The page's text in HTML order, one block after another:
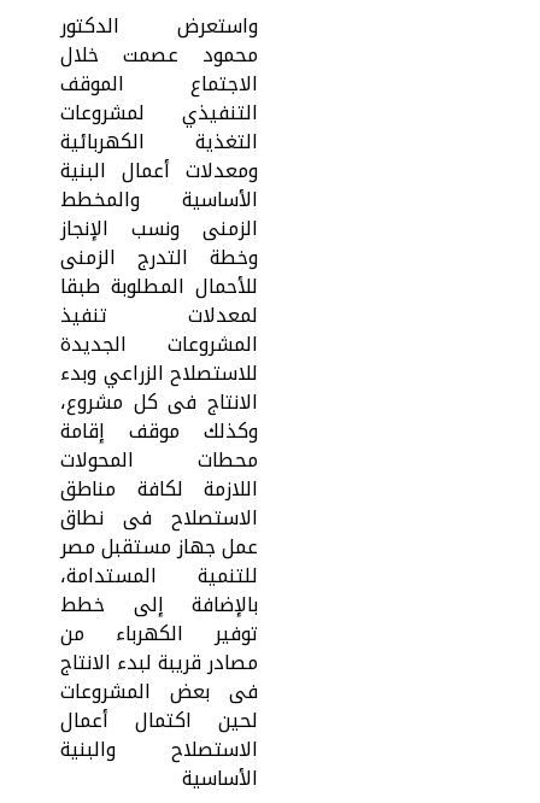
واستعرض الدكتور
محمود عصمت خلال
الاجتماع الموقف
التنفيذي لمشروعات
التغذية الكهربائية
ومعدلات أعمال البنية
الأساسية والمخطط
الزمنى ونسب الإنجاز
وخطة التدرج الزمنى
للأحمال المطلوبة طبقا
لمعدلات تنفيذ
المشروعات الجديدة
للاستصلاح الزراعي وبدء
الانتاج فى كل مشروع،
وكذلك موقف إقامة
محطات المحولات
اللازمة لكافة مناطق
الاستصلاح فى نطاق
عمل جهاز مستقبل مصر
للتنمية المستدامة،
بالإضافة إلى خطط
توفير الكهرباء من
مصادر قريبة لبدء الانتاج
فى بعض المشروعات
لحين اكتمال أعمال
الاستصلاح والبنية
الأساسية